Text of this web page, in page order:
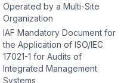
Operated by a Multi-Site
Organization
IAF Mandatory Document for
the Application of ISO/IEC
17021-1 for Audits of
Integrated Management
Systems